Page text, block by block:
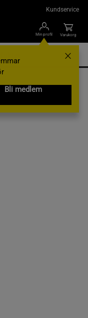
Kundservice
Min profil
Bli medlem
Varukorg